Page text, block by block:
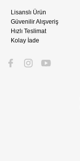
Lisanslı Ürün
Güvenilir Alışveriş
Hızlı Teslimat
Kolay İade